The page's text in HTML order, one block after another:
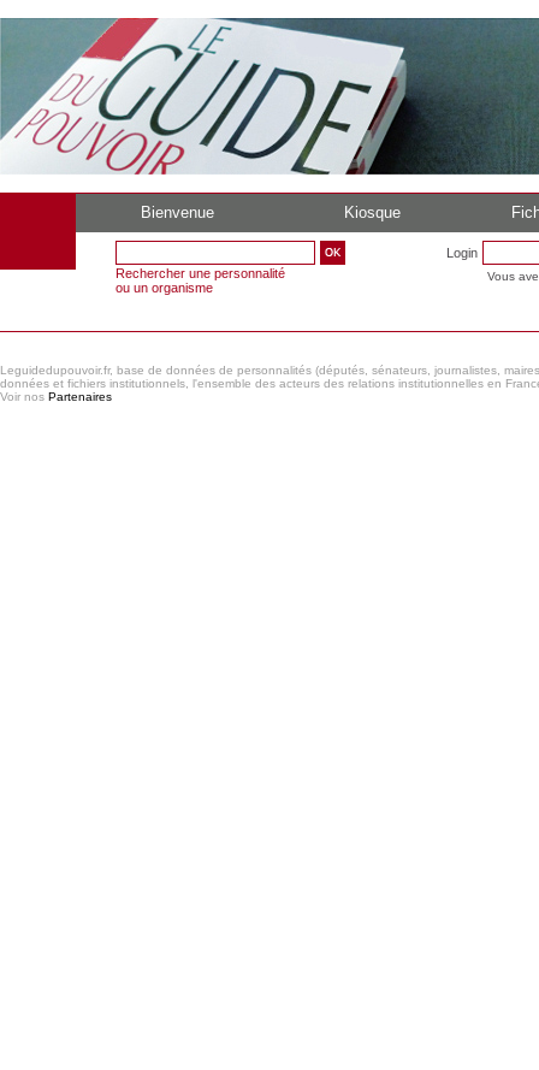
Bienvenue Kiosque
Rechercher une personnalité
ou un organisme
Login
Vous
Leguidedupouvoir.fr, base de données de personnalités (députés, sénateurs, journalistes,
données et fichiers institutionnels, l'ensemble des acteurs des relations institutionnelles en
Voir nos Partenaires